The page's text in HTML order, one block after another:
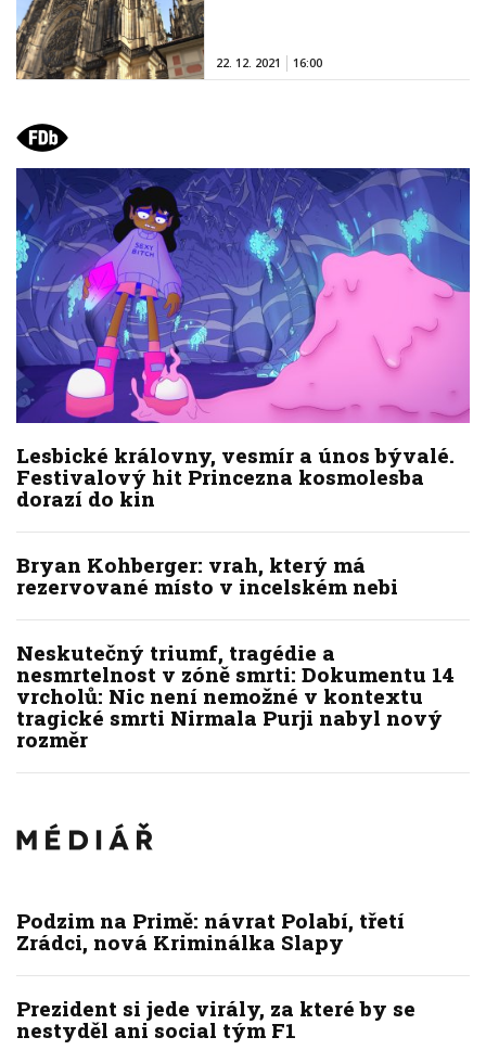
22. 12. 2021 16:00
Lesbické královny, vesmír a únos bývalé.
Festivalový hit Princezna kosmolesba
dorazí do kin
Bryan Kohberger: vrah, který má
rezervované místo v incelském nebi
Neskutečný triumf, tragédie a
nesmrtelnost v zóně smrti: Dokumentu 14
vrcholů: Nic není nemožné v kontextu
tragické smrti Nirmala Purji nabyl nový
rozměr
Podzim na Primě: návrat Polabí, třetí
Zrádci, nová Kriminálka Slapy
Prezident si jede virály, za které by se
nestyděl ani social tým F1